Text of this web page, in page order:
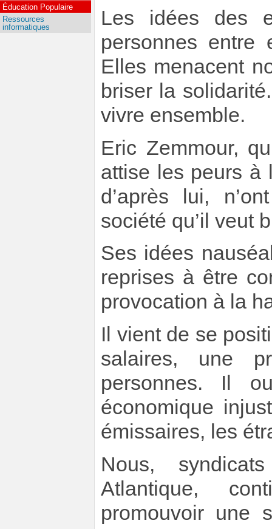
Les idées des
personnes
Elles menacent
briser la
vivre ensemble.
Eric Zemmour,
attise les peurs à
d’après lui,
société qu’il veut
Ses idées
reprises à être
provocation à la
Il vient de se
salaires, une
personnes. Il
économique
émissaires, les
Nous,
Atlantique,
promouvoir une
Éducation Populaire
Ressources
informatiques